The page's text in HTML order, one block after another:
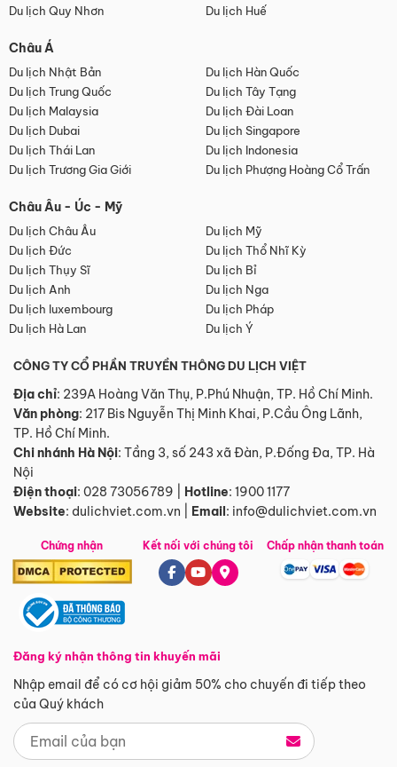
Du lịch Quy Nhơn
Du lịch Huế
Châu Á
Du lịch Nhật Bản
Du lịch Hàn Quốc
Du lịch Trung Quốc
Du lịch Tây Tạng
Du lịch Malaysia
Du lịch Đài Loan
Du lịch Dubai
Du lịch Singapore
Du lịch Thái Lan
Du lịch Indonesia
Du lịch Trương Gia Giới
Du lịch Phượng Hoàng Cổ Trấn
Châu Âu - Úc - Mỹ
Du lịch Châu Âu
Du lịch Mỹ
Du lịch Đức
Du lịch Thổ Nhĩ Kỳ
Du lịch Thụy Sĩ
Du lịch Bỉ
Du lịch Anh
Du lịch Nga
Du lịch luxembourg
Du lịch Pháp
Du lịch Hà Lan
Du lịch Ý
CÔNG TY CỔ PHẦN TRUYỀN THÔNG DU LỊCH VIỆT
Địa chỉ: 239A Hoàng Văn Thụ, P.Phú Nhuận, TP. Hồ Chí Minh.
Văn phòng: 217 Bis Nguyễn Thị Minh Khai, P.Cầu Ông Lãnh,
TP. Hồ Chí Minh.
Chi nhánh Hà Nội: Tầng 3, số 243 xã Đàn, P.Đống Đa, TP. Hà
Nội
Điện thoại: 028 73056789 Hotline: 1900 1177
Website: dulichviet.com.vn Email: info@dulichviet.com.vn
Chứng nhận
Đăng ký nhận thông tin khuyến mãi
Nhập email để có cơ hội giảm 50% cho chuyến đi tiếp theo
của Quý khách
Kết nối với chúng tôi Chấp nhận thanh toán